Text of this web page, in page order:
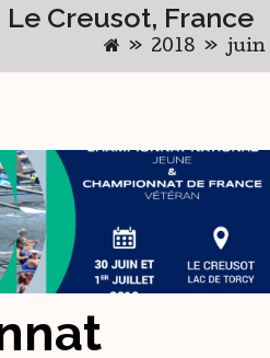
Le Creusot, France
» 2018 » juin